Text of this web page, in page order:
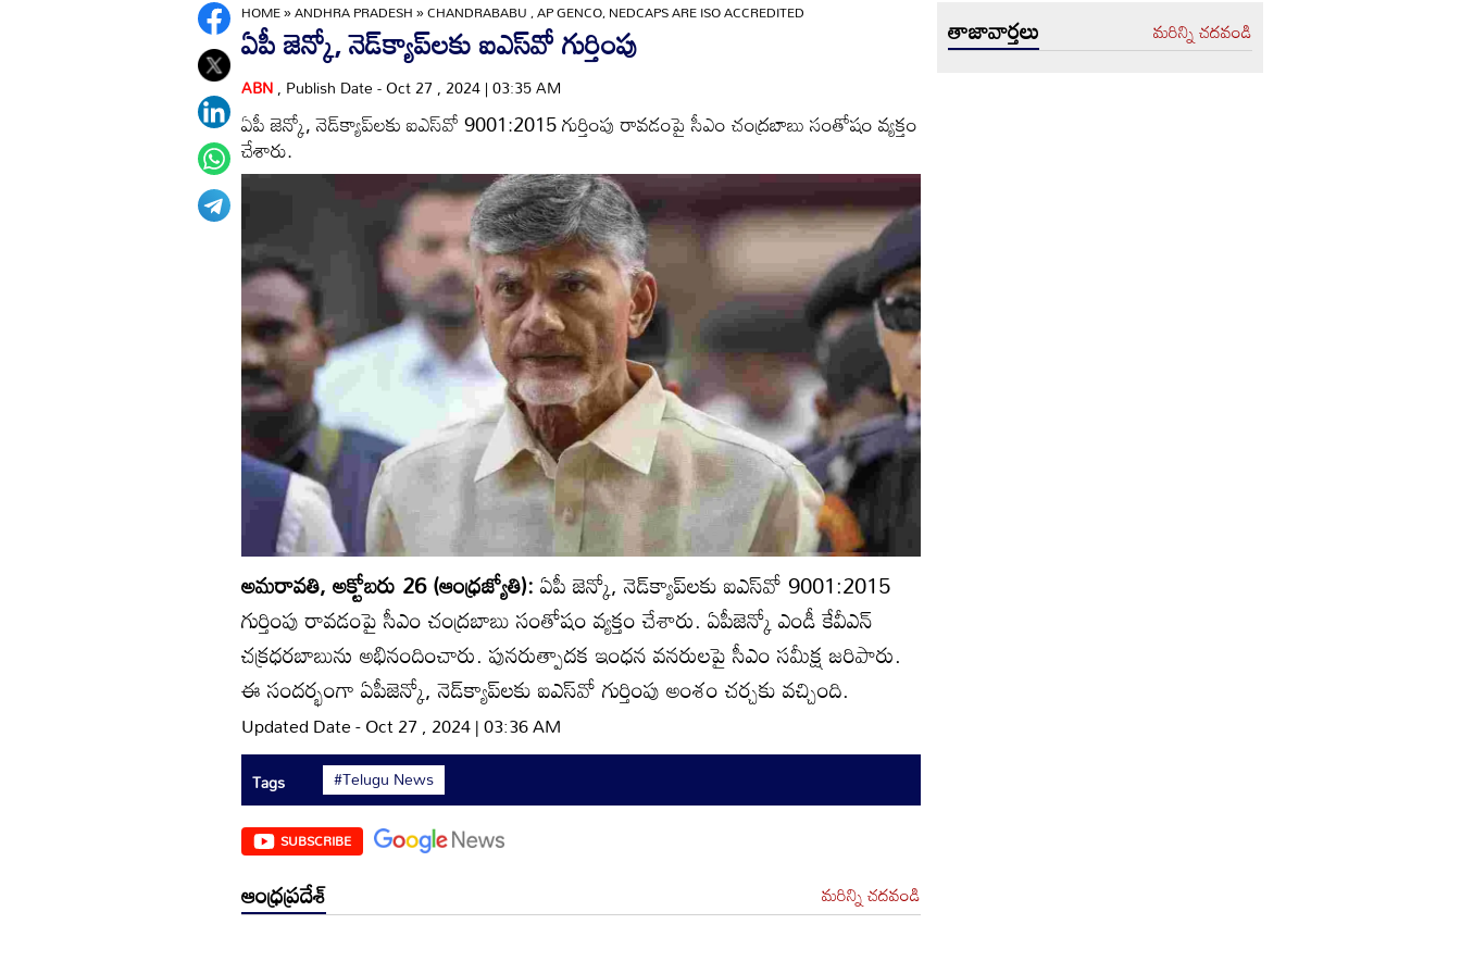
HOME»ANDHRA PRADESH»CHANDRABABU , AP GENCO, NEDCAPS ARE ISO ACCREDITED
ఏపీ జెన్కో, నెడ్‌క్యాప్‌లకు ఐఎస్‌వో గుర్తింపు
ABN, Publish Date - Oct 27 , 2024 | 03:35 AM
ఏపీ జెన్కో, నెడ్‌క్యాప్‌లకు ఐఎస్‌వో 9001:2015 గుర్తింపు రావడంపై సీఎం చంద్రబాబు సంతోషం వ్యక్తం
చేశారు.
అమరావతి, అక్టోబరు 26 (ఆంధ్రజ్యోతి):ఏపీ జెన్కో, నెడ్‌క్యాప్‌లకు ఐఎస్‌వో 9001:2015
గుర్తింపు రావడంపై సీఎం చంద్రబాబు సంతోషం వ్యక్తం చేశారు. ఏపీజెన్కో ఎండీ కేవీఎన్‌
చక్రధరబాబును అభినందించారు. పునరుత్పాదక ఇంధన వనరులపై సీఎం సమీక్ష జరిపారు.
ఈ సందర్భంగా ఏపీజెన్కో, నెడ్‌క్యాప్‌లకు ఐఎస్‌వో గుర్తింపు అంశం చర్చకు వచ్చింది.
Updated Date - Oct 27 , 2024 | 03:36 AM
Tags #Telugu News
SUBSCRIBE
ఆంధ్రప్రదేశ్ మరిన్ని చదవండి
తాజావార్తలు మరిన్ని చదవండి